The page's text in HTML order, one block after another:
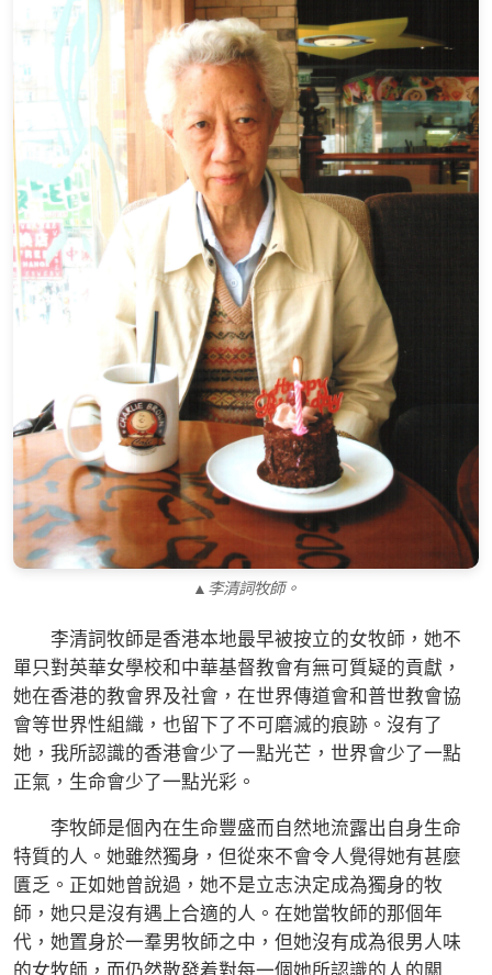
▲李清詞牧師。
李清詞牧師是香港本地最早被按立的女牧師，她不
單只對英華女學校和中華基督教會有無可質疑的貢獻，
她在香港的教會界及社會，在世界傳道會和普世教會協
會等世界性組織，也留下了不可磨滅的痕跡。沒有了
她，我所認識的香港會少了一點光芒，世界會少了一點
正氣，生命會少了一點光彩。
李牧師是個內在生命豐盛而自然地流露出自身生命
特質的人。她雖然獨身，但從來不會令人覺得她有甚麼
匱乏。正如她曾說過，她不是立志決定成為獨身的牧
師，她只是沒有遇上合適的人。在她當牧師的那個年
代，她置身於一羣男牧師之中，但她沒有成為很男人味